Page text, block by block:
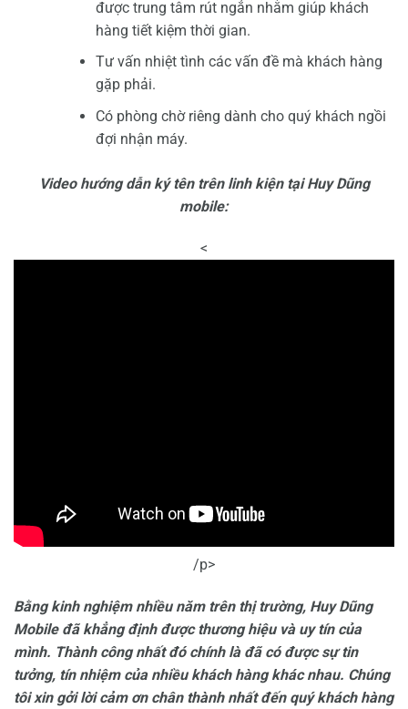
được trung tâm rút ngắn nhằm giúp khách
hàng tiết kiệm thời gian.
Tư vấn nhiệt tình các vấn đề mà khách hàng
gặp phải.
Có phòng chờ riêng dành cho quý khách ngồi
đợi nhận máy.
Video hướng dẫn ký tên trên linh kiện tại Huy Dũng
mobile:
<
/p>
Bằng kinh nghiệm nhiều năm trên thị trường, Huy Dũng
Mobile đã khẳng định được thương hiệu và uy tín của
mình. Thành công nhất đó chính là đã có được sự tin
tưởng, tín nhiệm của nhiều khách hàng khác nhau. Chúng
tôi xin gởi lời cảm ơn chân thành nhất đến quý khách hàng